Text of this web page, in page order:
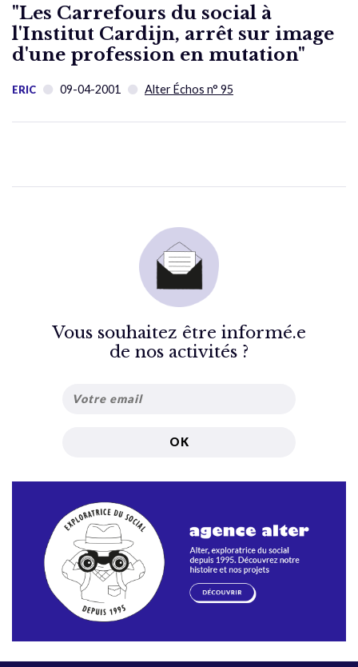
"Les Carrefours du social à
l'Institut Cardijn, arrêt sur image
d'une profession en mutation"
ERIC 09-04-2001 Alter Échos n° 95
Vous souhaitez être informé.e
de nos activités ?